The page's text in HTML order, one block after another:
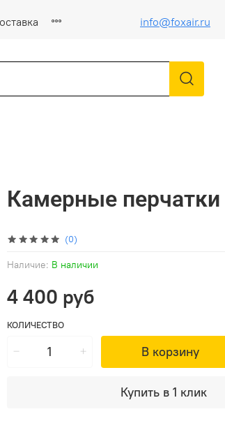
info@foxair.ru
(0)
Наличие: В наличии
Камерные
4 400 руб
КОЛИЧЕСТВО
В корзину
Купить в 1 клик